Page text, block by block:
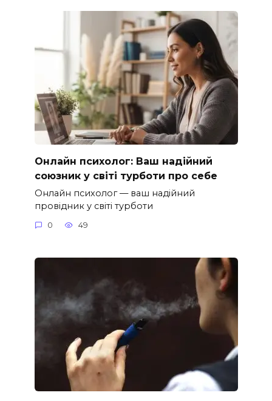
Онлайн психолог: Ваш надійний
союзник у світі турботи про себе
Онлайн психолог — ваш надійний
провідник у світі турботи
0 49